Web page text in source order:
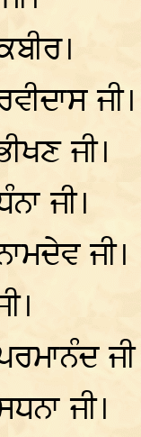
ਜੀ।
ਜੀ।
ਜੀ।
ਜੀ।
ਜੀ।